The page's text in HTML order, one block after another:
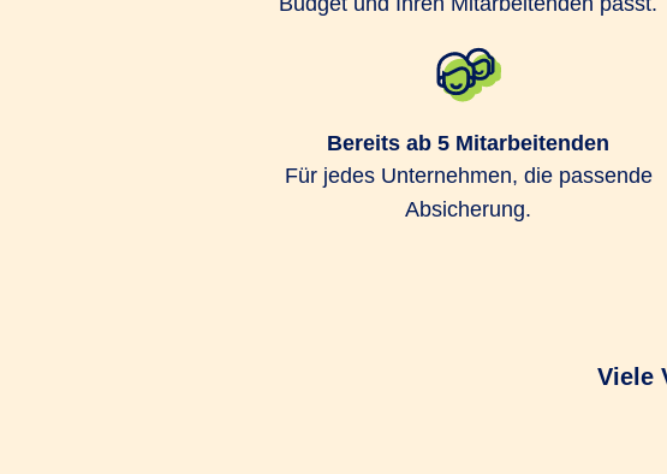
Ihre Mitarbeitenden müssen
Flexible Lösungen für eine betriebliche
Schwerpunktsetzung auch Budgettarife, die
Bereits ab 5 Mitarbeitenden
Für jedes Unternehmen, die passende
Absicherung.
Viele